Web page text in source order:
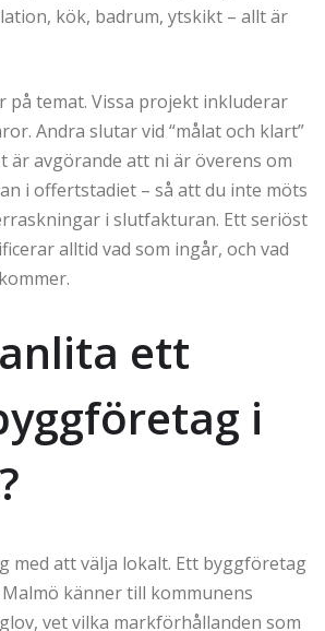
kök, badrum, ytskikt – allt är
på temat. Vissa projekt inkluderar
Andra slutar vid “målat och klart”
är avgörande att ni är överens om
i offertstadiet – så att du inte möts
i slutfakturan. Ett seriöst
alltid vad som ingår, och vad
ett
i
med att välja lokalt. Ett byggföretag
känner till kommunens
vet vilka markförhållanden som